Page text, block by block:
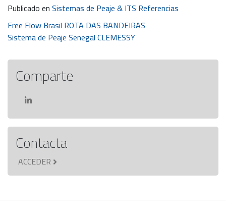
Publicado enSistemas de Peaje & ITS Referencias
Navegación
de
entradas
Free Flow Brasil ROTA DAS BANDEIRAS
Sistema de Peaje Senegal CLEMESSY
Comparte
Contacta
ACCEDER